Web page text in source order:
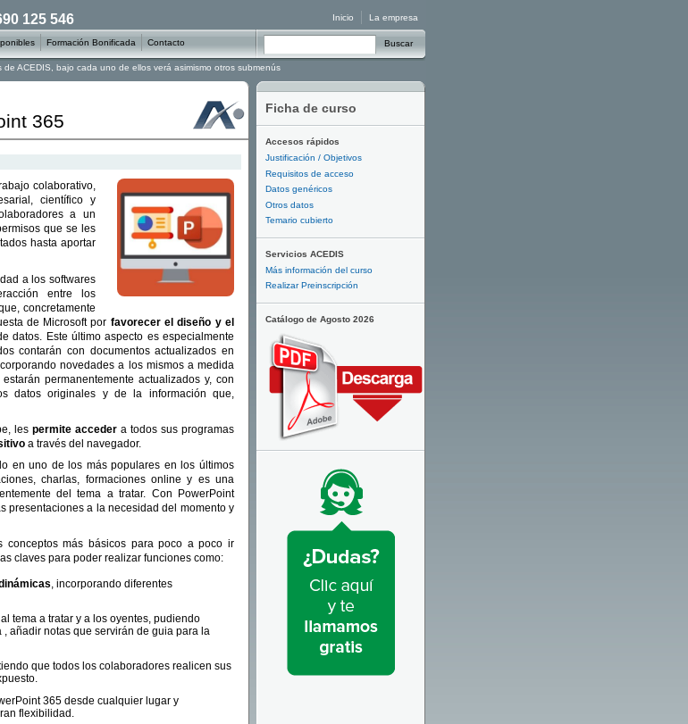
365
colaborativo,
científico y
a un
que se les
hasta aportar
a los softwares
entre los
concretamente
de Microsoft por favorecer el diseño y el
datos. Este último aspecto es especialmente
contarán con documentos actualizados en
novedades a los mismos a medida
permanentemente actualizados y, con
datos originales y de la información que,
les permite accedera todos sus programas
a través del navegador.
en uno de los más populares en los últimos
charlas, formaciones online y es una
del tema a tratar. Con PowerPoint
presentaciones a la necesidad del momento y
más básicos para poco a poco ir
claves para poder realizar funciones como:
, incorporando diferentes
tema a tratar y a los oyentes, pudiendo
añadir notas que servirán de guia para la
que todos los colaboradores realicen sus
365 desde cualquier lugar y
flexibilidad.
Ficha de curso
Accesos rápidos
Justificación / Objetivos
Requisitos de acceso
Datos genéricos
Otros datos
Temario cubierto
Servicios ACEDIS
Más información del curso
Realizar Preinscripción
Catálogo de Agosto 2026
125 546 La empresa
Inicio
Formación Bonificada Contacto Buscar
ACEDIS, bajo cada uno de ellos verá asimismo otros submenús